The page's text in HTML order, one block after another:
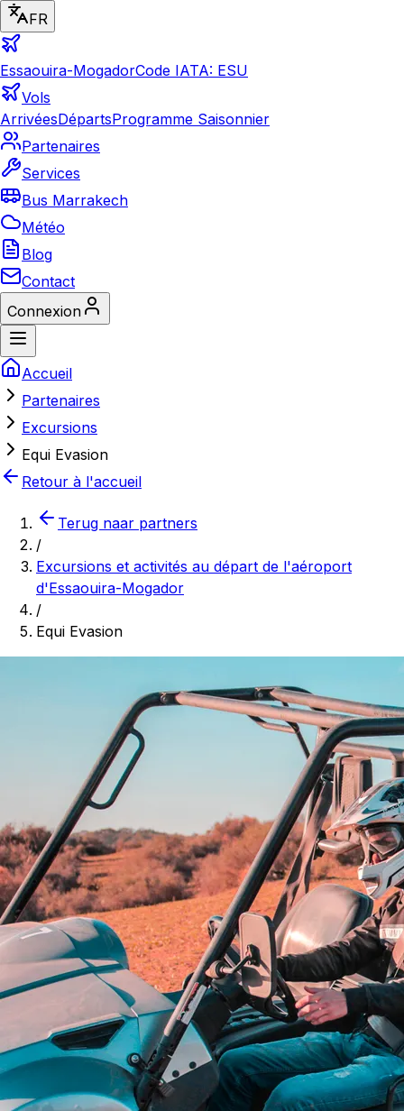
FR
Essaouira-MogadorCode IATA: ESU
Vols
ArrivéesDépartsProgramme Saisonnier
Partenaires
Services
Bus Marrakech
Météo
Blog
Contact
Connexion
Accueil
Partenaires
Excursions
Equi Evasion
Retour à l'accueil
Terug naar partners
/
Excursions et activités au départ de l'aéroport
d'Essaouira-Mogador
/
Equi Evasion